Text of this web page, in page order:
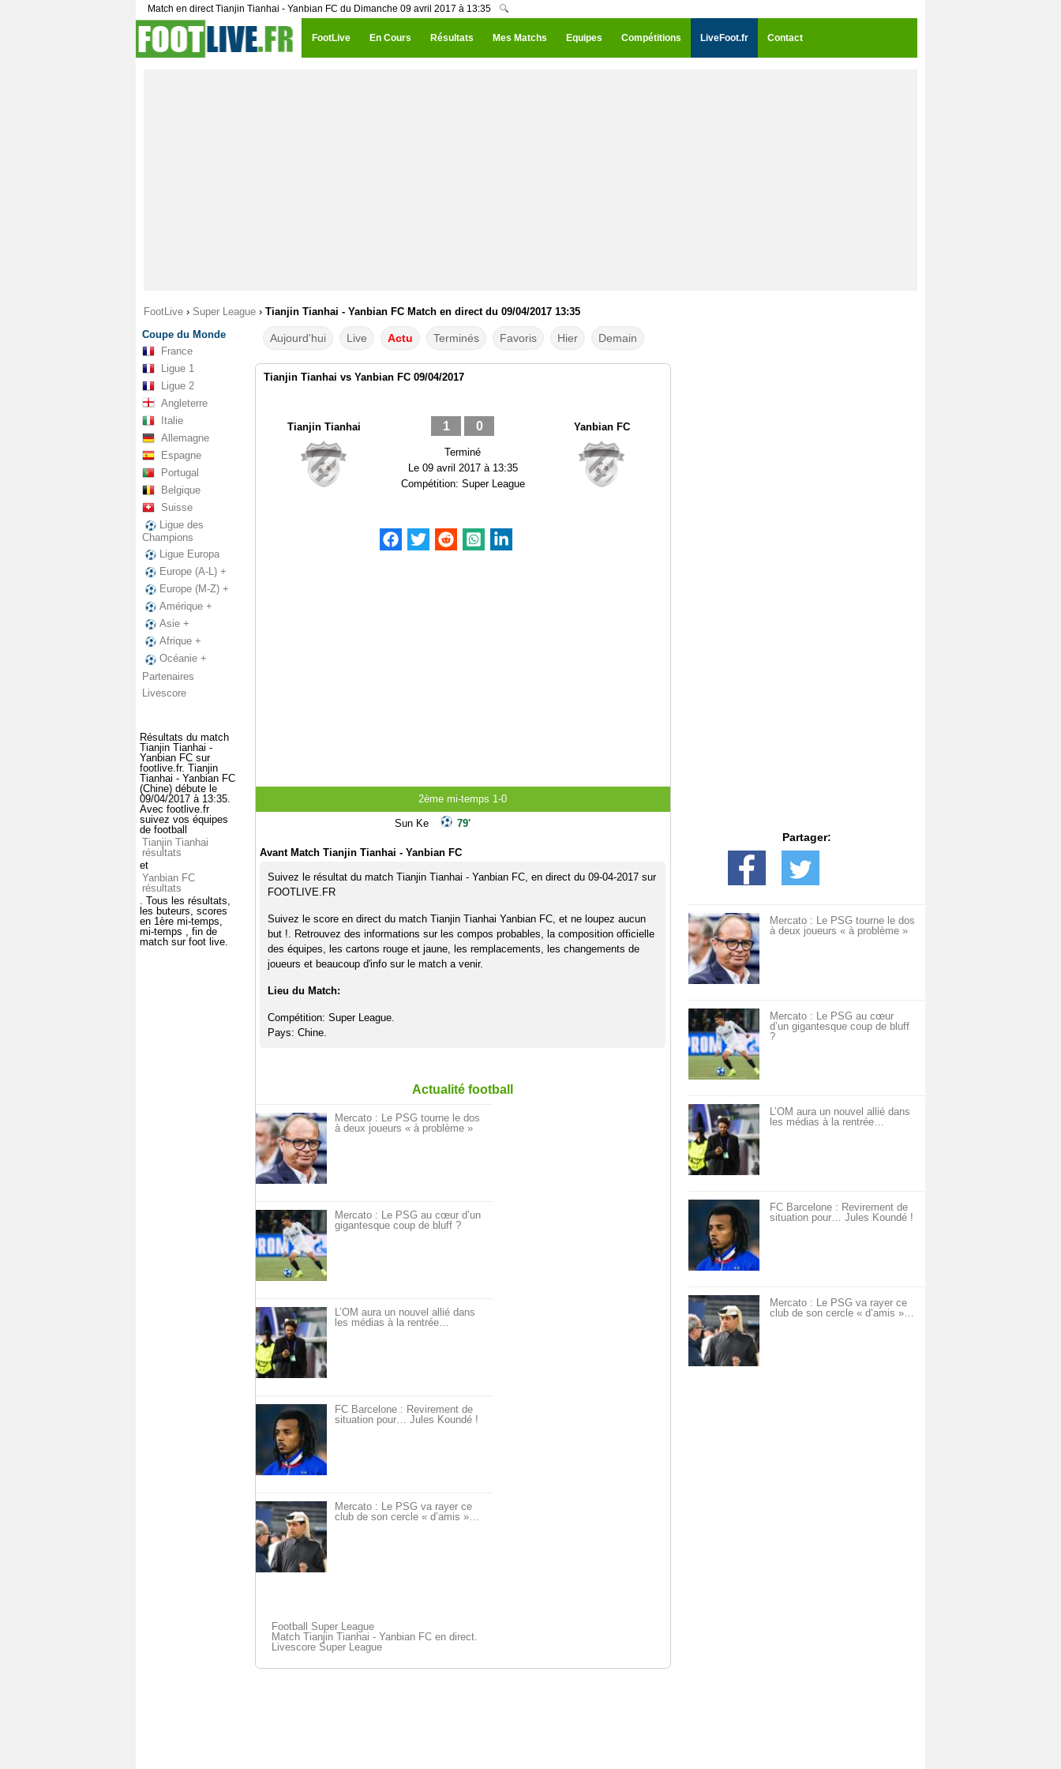
Match en direct Tianjin Tianhai - Yanbian FC du Dimanche 09 avril 2017 à 13:35 🔍
FootLive En Cours Résultats Mes Matchs Equipes Compétitions LiveFoot.fr Contact
FootLive › Super League › Tianjin Tianhai - Yanbian FC Match en direct du 09/04/2017 13:35
Coupe du Monde
France
Ligue 1
Ligue 2
Angleterre
Italie
Allemagne
Espagne
Portugal
Belgique
Suisse
Ligue des
Champions
Ligue Europa
Europe (A-L) +
Europe (M-Z) +
Amérique +
Asie +
Afrique +
Océanie +
Partenaires
Livescore
Résultats du match
Tianjin Tianhai -
Yanbian FC sur
footlive.fr. Tianjin
Tianhai - Yanbian FC
(Chine) débute le
09/04/2017 à 13:35.
Avec footlive.fr
suivez vos équipes
de football
Tianjin Tianhai
résultats
et
Yanbian FC
résultats
. Tous les résultats,
les buteurs, scores
en 1ère mi-temps,
mi-temps , fin de
match sur foot live.
Aujourd'hui Live Actu Terminés Favoris Hier Demain
Tianjin Tianhai vs Yanbian FC 09/04/2017
Tianjin Tianhai 1 0
Terminé
Le 09 avril 2017 à 13:35
Compétition: Super League
Yanbian FC
2ème mi-temps 1-0
Sun Ke 79'
Avant Match Tianjin Tianhai - Yanbian FC
Suivez le résultat du match Tianjin Tianhai - Yanbian FC, en direct du 09-04-2017 sur
FOOTLIVE.FR
Suivez le score en direct du match Tianjin Tianhai Yanbian FC, et ne loupez aucun
but !. Retrouvez des informations sur les compos probables, la composition officielle
des équipes, les cartons rouge et jaune, les remplacements, les changements de
joueurs et beaucoup d'info sur le match a venir.
Lieu du Match:
Compétition: Super League.
Pays: Chine.
Actualité football
Mercato : Le PSG tourne le dos
à deux joueurs « à problème »
Mercato : Le PSG au cœur d’un
gigantesque coup de bluff ?
L’OM aura un nouvel allié dans
les médias à la rentrée…
FC Barcelone : Revirement de
situation pour… Jules Koundé !
Mercato : Le PSG va rayer ce
club de son cercle « d’amis »…
Football Super League
Match Tianjin Tianhai - Yanbian FC en direct.
Livescore Super League
Partager:
Mercato : Le PSG tourne le dos
à deux joueurs « à problème »
Mercato : Le PSG au cœur
d’un gigantesque coup de bluff
?
L’OM aura un nouvel allié dans
les médias à la rentrée…
FC Barcelone : Revirement de
situation pour… Jules Koundé !
Mercato : Le PSG va rayer ce
club de son cercle « d’amis »…